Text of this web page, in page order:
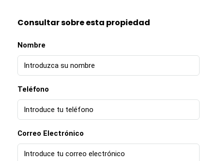
Consultar sobre esta propiedad
Nombre
Teléfono
Correo Electrónico